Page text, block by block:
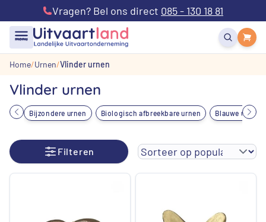
Vragen? Bel ons direct 085 - 130 18 81
menu
Home Urnen Vlinder urnen
Vlinder urnen
Bijzondere urnen Biologisch afbreekbare urnen Blauwe urnen
Filteren